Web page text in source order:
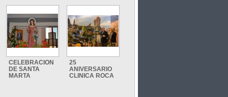
CELEBRACION
DE SANTA
MARTA
25
ANIVERSARIO
CLINICA ROCA